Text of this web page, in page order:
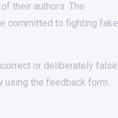
their authors. The
committed to fighting fake
or deliberately false
using the feedback form.